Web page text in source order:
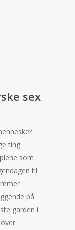
sex
ting
som
til
på
garden i